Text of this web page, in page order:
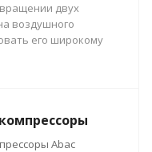
двух
воздушного
его широкому
Abac